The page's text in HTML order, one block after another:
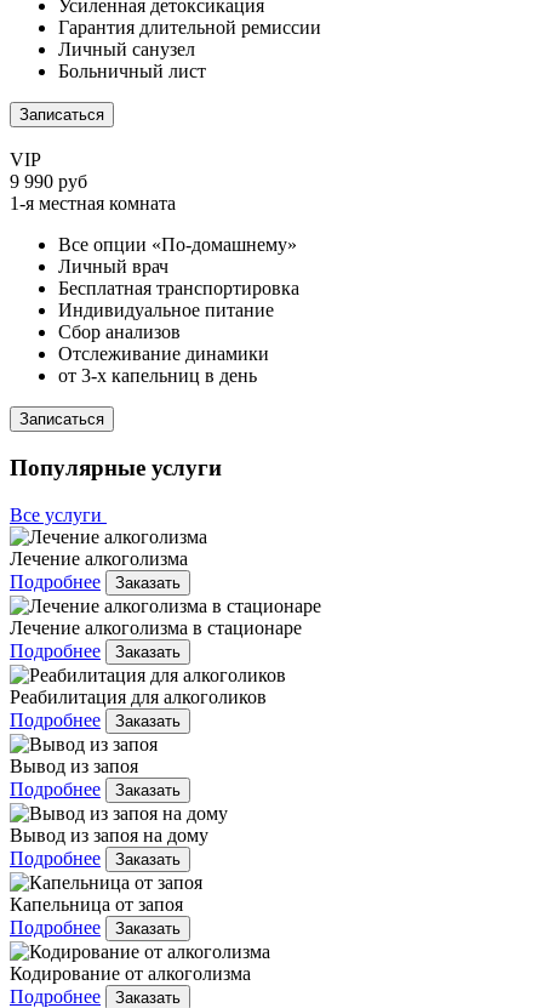
Усиленная детоксикация
Гарантия длительной ремиссии
Личный санузел
Больничный лист
Записаться
VIP
9 990 руб
1-я местная комната
Все опции «По-домашнему»
Личный врач
Бесплатная транспортировка
Индивидуальное питание
Сбор анализов
Отслеживание динамики
от 3-х капельниц в день
Записаться
Популярные услуги
Все услуги
Лечение алкоголизма
Подробнее
Заказать
Лечение алкоголизма в стационаре
Подробнее
Заказать
Реабилитация для алкоголиков
Подробнее
Заказать
Вывод из запоя
Подробнее
Заказать
Вывод из запоя на дому
Подробнее
Заказать
Капельница от запоя
Подробнее
Заказать
Кодирование от алкоголизма
Подробнее
Заказать